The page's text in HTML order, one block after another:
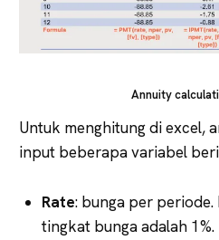
Annuity
Untuk menghitung di excel,
input beberapa variabel
Rate: bunga per periode.
tingkat bunga adalah 1%.